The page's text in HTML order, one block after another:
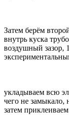
Затем берём
внутрь куска
воздушный зазор,
укладываем всю
чего не замыкало,
затем